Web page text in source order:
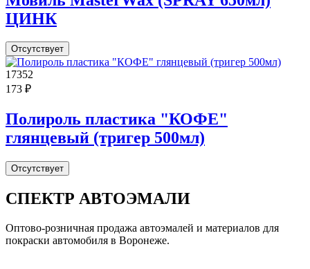
ЦИНК
Отсутствует
17352
173 ₽
Полироль пластика "КОФЕ"
глянцевый (тригер 500мл)
Отсутствует
СПЕКТР АВТОЭМАЛИ
Оптово-розничная продажа автоэмалей и материалов для
покраски автомобиля в Воронеже.